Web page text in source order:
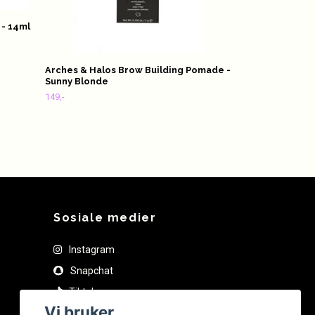
- 14ml
Arches & Halos Brow Building Pomade -
Sunny Blonde
149,-
Sosiale medier
Instagram
Snapchat
Tiktok